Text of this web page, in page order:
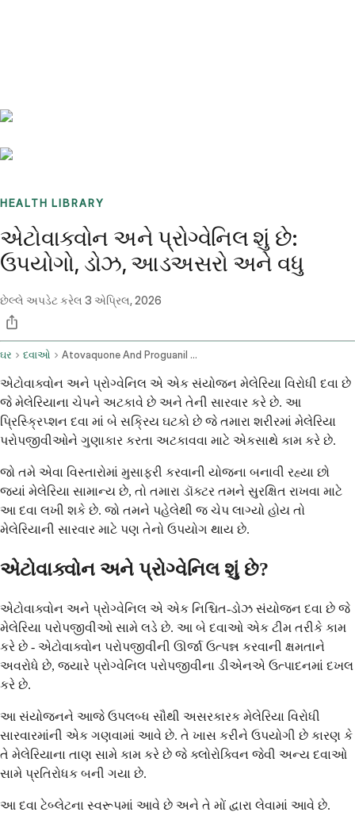
HEALTH LIBRARY
એટોવાક્વોન અને પ્રોગ્વેનિલ શું છે:
ઉપયોગો, ડોઝ, આડઅસરો અને વધુ
છેલ્લે અપડેટ કરેલ 3 એપ્રિલ, 2026
ઘર દવાઓ Atovaquone And Proguanil Oral Route
એટોવાક્વોન અને પ્રોગ્વેનિલ એ એક સંયોજન મેલેરિયા વિરોધી દવા છે
જે મેલેરિયાના ચેપને અટકાવે છે અને તેની સારવાર કરે છે. આ
પ્રિસ્ક્રિપ્શન દવા માં બે સક્રિય ઘટકો છે જે તમારા શરીરમાં મેલેરિયા
પરોપજીવીઓને ગુણાકાર કરતા અટકાવવા માટે એકસાથે કામ કરે છે.
જો તમે એવા વિસ્તારોમાં મુસાફરી કરવાની યોજના બનાવી રહ્યા છો
જ્યાં મેલેરિયા સામાન્ય છે, તો તમારા ડૉક્ટર તમને સુરક્ષિત રાખવા માટે
આ દવા લખી શકે છે. જો તમને પહેલેથી જ ચેપ લાગ્યો હોય તો
મેલેરિયાની સારવાર માટે પણ તેનો ઉપયોગ થાય છે.
એટોવાક્વોન અને પ્રોગ્વેનિલ શું છે?
એટોવાક્વોન અને પ્રોગ્વેનિલ એ એક નિશ્ચિત-ડોઝ સંયોજન દવા છે જે
મેલેરિયા પરોપજીવીઓ સામે લડે છે. આ બે દવાઓ એક ટીમ તરીકે કામ
કરે છે - એટોવાક્વોન પરોપજીવીની ઊર્જા ઉત્પન્ન કરવાની ક્ષમતાને
અવરોધે છે, જ્યારે પ્રોગ્વેનિલ પરોપજીવીના ડીએનએ ઉત્પાદનમાં દખલ
કરે છે.
આ સંયોજનને આજે ઉપલબ્ધ સૌથી અસરકારક મેલેરિયા વિરોધી
સારવારમાંની એક ગણવામાં આવે છે. તે ખાસ કરીને ઉપયોગી છે કારણ કે
તે મેલેરિયાના તાણ સામે કામ કરે છે જે ક્લોરોક્વિન જેવી અન્ય દવાઓ
સામે પ્રતિરોધક બની ગયા છે.
આ દવા ટેબ્લેટના સ્વરૂપમાં આવે છે અને તે મોં દ્વારા લેવામાં આવે છે.